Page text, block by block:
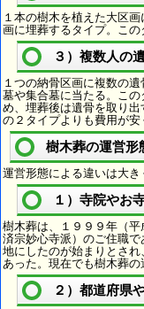
１本の樹木を植えた大区
画に埋葬するタイプ。この
３）複数人の
１つの納骨区画に複数の
墓や集合墓に当たる。こ
め、埋葬後は遺骨を取り
の２タイプよりも費用が安
樹木葬の運営形
運営形態による違いは大き
１）寺院やお
樹木葬は、１９９９年（
済宗妙心寺派）のご住職
地にしたのが始まりとさ
あった。現在でも樹木葬の
２）都道府県